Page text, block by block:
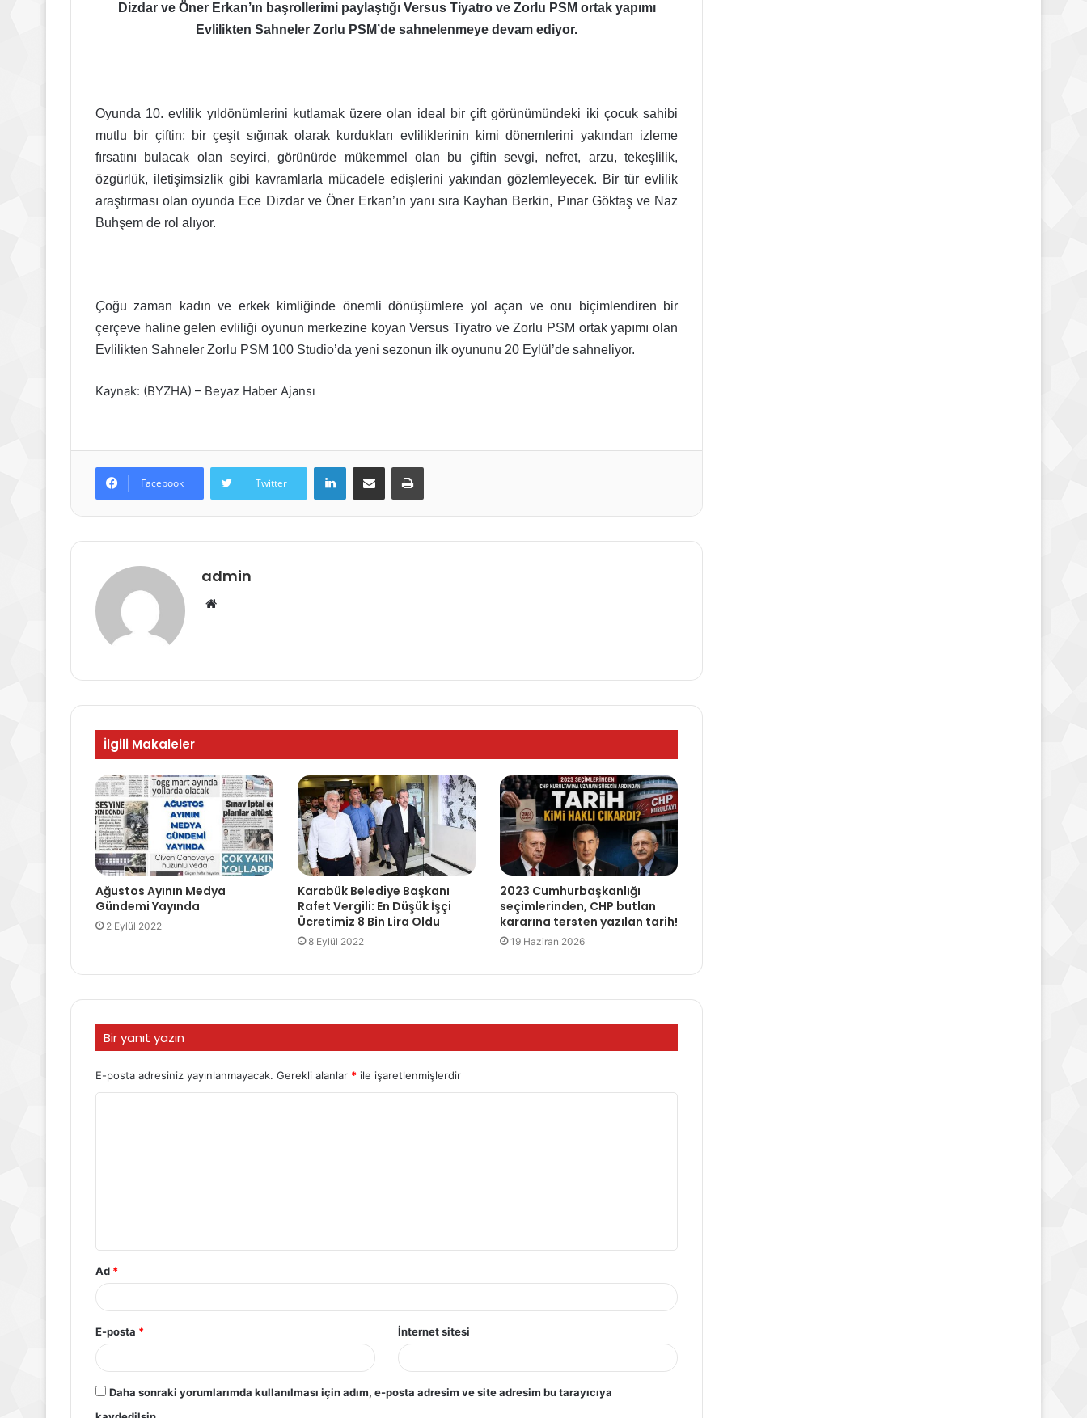
Dizdar ve Öner Erkan’ın başrollerimi paylaştığı Versus Tiyatro ve Zorlu PSM ortak yapımı
Evlilikten Sahneler Zorlu PSM’de sahnelenmeye devam ediyor.
Oyunda 10. evlilik yıldönümlerini kutlamak üzere olan ideal bir çift görünümündeki iki çocuk sahibi
mutlu bir çiftin; bir çeşit sığınak olarak kurdukları evliliklerinin kimi dönemlerini yakından izleme
fırsatını bulacak olan seyirci, görünürde mükemmel olan bu çiftin sevgi, nefret, arzu, tekeşlilik,
özgürlük, iletişimsizlik gibi kavramlarla mücadele edişlerini yakından gözlemleyecek. Bir tür evlilik
araştırması olan oyunda Ece Dizdar ve Öner Erkan’ın yanı sıra Kayhan Berkin, Pınar Göktaş ve Naz
Buhşem de rol alıyor.
Çoğu zaman kadın ve erkek kimliğinde önemli dönüşümlere yol açan ve onu biçimlendiren bir
çerçeve haline gelen evliliği oyunun merkezine koyan Versus Tiyatro ve Zorlu PSM ortak yapımı olan
Evlilikten Sahneler Zorlu PSM 100 Studio’da yeni sezonun ilk oyununu 20 Eylül’de sahneliyor.
Kaynak: (BYZHA) – Beyaz Haber Ajansı
Facebook Twitter
LinkedInE-Posta ile paylaş Yazdır
admin
Web
İlgili Makaleler
Ağustos Ayının Medya
Gündemi Yayında
2 Eylül 2022
Karabük Belediye Başkanı
Rafet Vergili: En Düşük İşçi
Ücretimiz 8 Bin Lira Oldu
8 Eylül 2022
2023 Cumhurbaşkanlığı
seçimlerinden, CHP butlan
kararına tersten yazılan tarih!
19 Haziran 2026
Bir yanıt yazın
E-posta adresiniz yayınlanmayacak. Gerekli alanlar * ile işaretlenmişlerdir
Ad *
E-posta * İnternet sitesi
Daha sonraki yorumlarımda kullanılması için adım, e-posta adresim ve site adresim bu tarayıcıya